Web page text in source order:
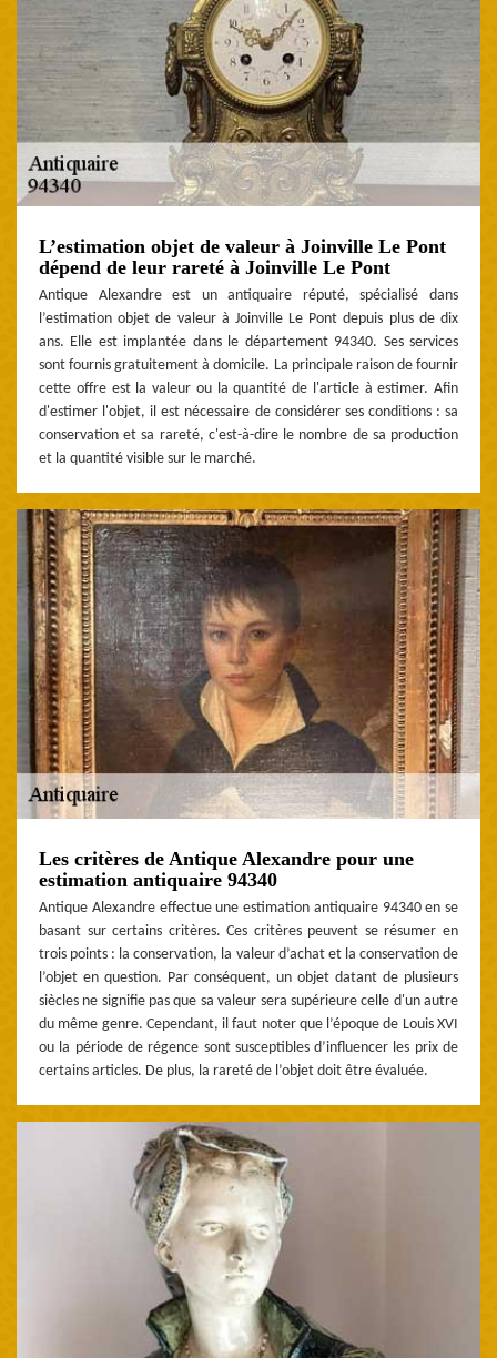
L’estimation objet de valeur à Joinville Le Pont
dépend de leur rareté à Joinville Le Pont
Antique Alexandre est un antiquaire réputé, spécialisé dans
l’estimation objet de valeur à Joinville Le Pont depuis plus de dix
ans. Elle est implantée dans le département 94340. Ses services
sont fournis gratuitement à domicile. La principale raison de fournir
cette offre est la valeur ou la quantité de l'article à estimer. Afin
d'estimer l'objet, il est nécessaire de considérer ses conditions : sa
conservation et sa rareté, c'est-à-dire le nombre de sa production
et la quantité visible sur le marché.
Les critères de Antique Alexandre pour une
estimation antiquaire 94340
Antique Alexandre effectue une estimation antiquaire 94340 en se
basant sur certains critères. Ces critères peuvent se résumer en
trois points : la conservation, la valeur d’achat et la conservation de
l’objet en question. Par conséquent, un objet datant de plusieurs
siècles ne signifie pas que sa valeur sera supérieure celle d'un autre
du même genre. Cependant, il faut noter que l’époque de Louis XVI
ou la période de régence sont susceptibles d’influencer les prix de
certains articles. De plus, la rareté de l’objet doit être évaluée.